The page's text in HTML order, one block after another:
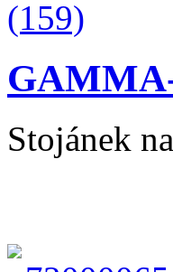
Stojánek